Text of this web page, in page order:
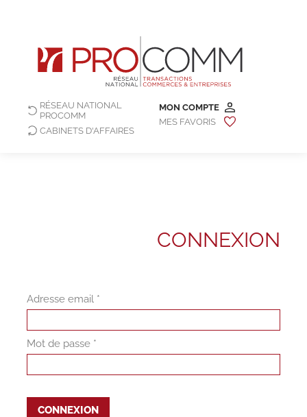
MON COMPTE
MES FAVORIS
RÉSEAU NATIONAL
PROCOMM
CABINETS D'AFFAIRES
CONNEXION
Adresse email *
Mot de passe *
CONNEXION